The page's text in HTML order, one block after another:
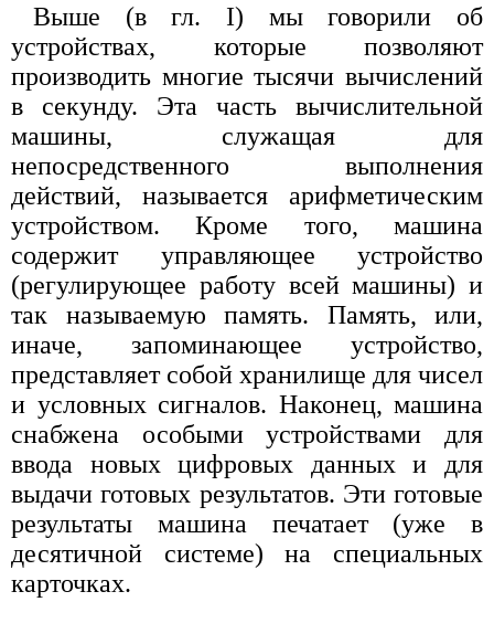
Выше (в гл. I) мы говорили об
устройствах, которые позволяют
производить многие тысячи вычислений
в секунду. Эта часть вычислительной
машины, служащая для
непосредственного выполнения
действий, называется арифметическим
устройством. Кроме того, машина
содержит управляющее устройство
(регулирующее работу всей машины) и
так называемую память. Память, или,
иначе, запоминающее устройство,
представляет собой хранилище для чисел
и условных сигналов. Наконец, машина
снабжена особыми устройствами для
ввода новых цифровых данных и для
выдачи готовых результатов. Эти готовые
результаты машина печатает (уже в
десятичной системе) на специальных
карточках.